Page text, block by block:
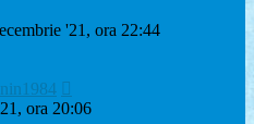
'21, ora 22:44
ora 20:06